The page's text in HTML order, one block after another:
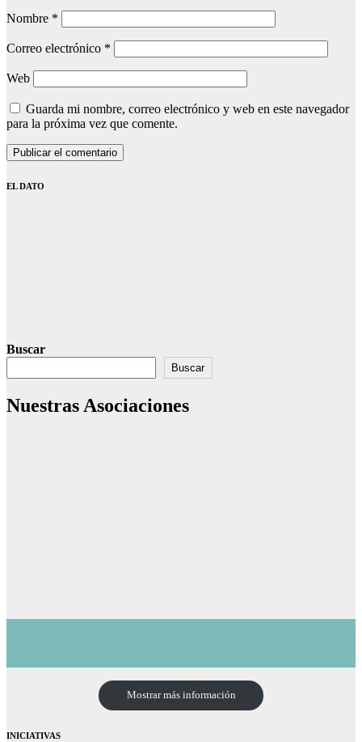
Nombre *
Correo electrónico *
Web
Guarda mi nombre, correo electrónico y web en este navegador
para la próxima vez que comente.
EL DATO
Buscar
Buscar
Nuestras Asociaciones
Mostrar más información
INICIATIVAS